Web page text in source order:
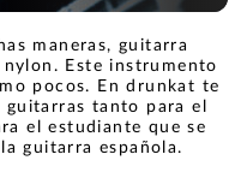
maneras, guitarra
Este instrumento
pocos. En drunkat te
tanto para el
el estudiante que se
guitarra española.